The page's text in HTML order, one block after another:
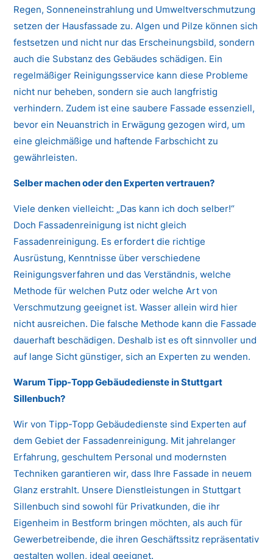
Regen, Sonneneinstrahlung und Umweltverschmutzung
setzen der Hausfassade zu. Algen und Pilze können sich
festsetzen und nicht nur das Erscheinungsbild, sondern
auch die Substanz des Gebäudes schädigen. Ein
regelmäßiger Reinigungsservice kann diese Probleme
nicht nur beheben, sondern sie auch langfristig
verhindern. Zudem ist eine saubere Fassade essenziell,
bevor ein Neuanstrich in Erwägung gezogen wird, um
eine gleichmäßige und haftende Farbschicht zu
gewährleisten.
Selber machen oder den Experten vertrauen?
Viele denken vielleicht: „Das kann ich doch selber!“
Doch Fassadenreinigung ist nicht gleich
Fassadenreinigung. Es erfordert die richtige
Ausrüstung, Kenntnisse über verschiedene
Reinigungsverfahren und das Verständnis, welche
Methode für welchen Putz oder welche Art von
Verschmutzung geeignet ist. Wasser allein wird hier
nicht ausreichen. Die falsche Methode kann die Fassade
dauerhaft beschädigen. Deshalb ist es oft sinnvoller und
auf lange Sicht günstiger, sich an Experten zu wenden.
Warum Tipp-Topp Gebäudedienste in Stuttgart
Sillenbuch?
Wir von Tipp-Topp Gebäudedienste sind Experten auf
dem Gebiet der Fassadenreinigung. Mit jahrelanger
Erfahrung, geschultem Personal und modernsten
Techniken garantieren wir, dass Ihre Fassade in neuem
Glanz erstrahlt. Unsere Dienstleistungen in Stuttgart
Sillenbuch sind sowohl für Privatkunden, die ihr
Eigenheim in Bestform bringen möchten, als auch für
Gewerbetreibende, die ihren Geschäftssitz repräsentativ
gestalten wollen, ideal geeignet.